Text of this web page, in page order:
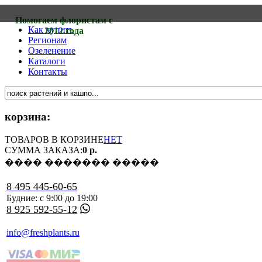
Помогаем флористам с
2012 года
Как купить
Регионам
Озеленение
Каталоги
Контакты
корзина:
ТОВАРОВ В КОРЗИНЕНЕТ
СУММА ЗАКАЗА:0 р.
���� ������� �����
8 495 445-60-65
Будние: с 9:00 до 19:00
8 925 592-55-12
info@freshplants.ru